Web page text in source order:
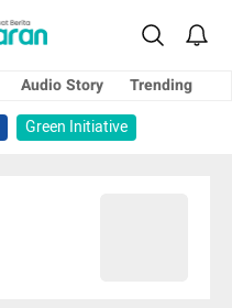
Audio Story
Trending
Green Initiative